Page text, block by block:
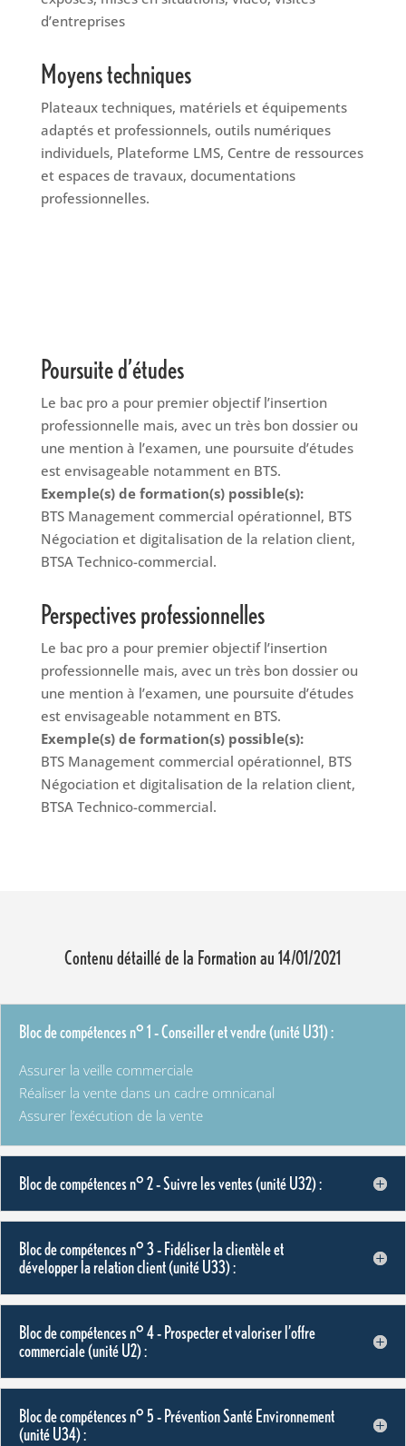
d’entreprises
Moyens techniques
Plateaux techniques, matériels et équipements
adaptés et professionnels, outils numériques
individuels, Plateforme LMS, Centre de ressources
et espaces de travaux, documentations
professionnelles.
Poursuite d’études
Le bac pro a pour premier objectif l’insertion
professionnelle mais, avec un très bon dossier ou
une mention à l’examen, une poursuite d’études
est envisageable notamment en BTS.
Exemple(s) de formation(s) possible(s):
BTS Management commercial opérationnel, BTS
Négociation et digitalisation de la relation client,
BTSA Technico-commercial.
Perspectives professionnelles
Le bac pro a pour premier objectif l’insertion
professionnelle mais, avec un très bon dossier ou
une mention à l’examen, une poursuite d’études
est envisageable notamment en BTS.
Exemple(s) de formation(s) possible(s):
BTS Management commercial opérationnel, BTS
Négociation et digitalisation de la relation client,
BTSA Technico-commercial.
Contenu détaillé de la Formation au 14/01/2021
Bloc de compétences n° 1 – Conseiller et vendre (unité U31) :
Assurer la veille commerciale
Réaliser la vente dans un cadre omnicanal
Assurer l’exécution de la vente
Bloc de compétences n° 2 – Suivre les ventes (unité U32) :
Bloc de compétences n° 3 – Fidéliser la clientèle et
développer la relation client (unité U33) :
Bloc de compétences n° 4 – Prospecter et valoriser l’offre
commerciale (unité U2) :
Bloc de compétences n° 5 – Prévention Santé Environnement
(unité U34) :